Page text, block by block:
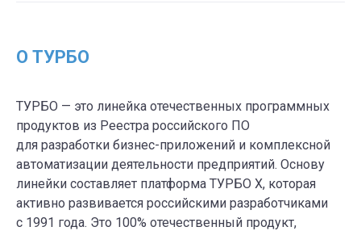
О ТУРБО
ТУРБО — это линейка отечественных программных
продуктов из Реестра российского ПО
для разработки бизнес-приложений и комплексной
автоматизации деятельности предприятий. Основу
линейки составляет платформа ТУРБО Х, которая
активно развивается российскими разработчиками
с 1991 года. Это 100% отечественный продукт,